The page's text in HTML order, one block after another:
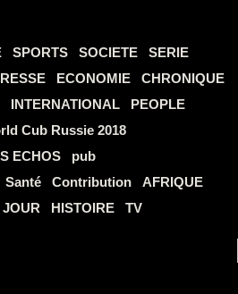
SPORTS SOCIETE
SERIE
ECONOMIE
CHRONIQUE
INTERNATIONAL
PEOPLE
Cub Russie 2018
ECHOS
pub
Santé Contribution
AFRIQUE
HISTOIRE TV